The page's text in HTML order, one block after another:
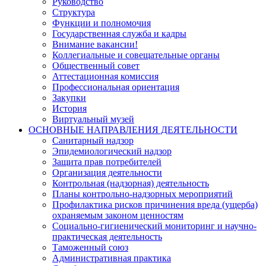
Структура
Функции и полномочия
Государственная служба и кадры
Внимание вакансии!
Коллегиальные и совещательные органы
Общественный совет
Аттестационная комиссия
Профессиональная ориентация
Закупки
История
Виртуальный музей
ОСНОВНЫЕ НАПРАВЛЕНИЯ ДЕЯТЕЛЬНОСТИ
Санитарный надзор
Эпидемиологический надзор
Защита прав потребителей
Организация деятельности
Контрольная (надзорная) деятельность
Планы контрольно-надзорных мероприятий
Профилактика рисков причинения вреда (ущерба)
охраняемым законом ценностям
Социально-гигиенический мониторинг и научно-
практическая деятельность
Таможенный союз
Административная практика